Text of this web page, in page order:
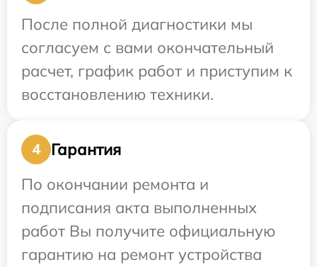
После полной диагностики мы
согласуем с вами окончательный
расчет, график работ и приступим к
восстановлению техники.
4
Гарантия
По окончании ремонта и
подписания акта выполненных
работ Вы получите официальную
гарантию на ремонт устройства